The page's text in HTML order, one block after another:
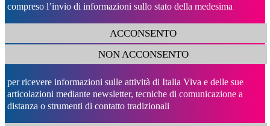
compreso l’invio di informazioni sullo stato della medesima
ACCONSENTO
NON ACCONSENTO
per ricevere informazioni sulle attività di Italia Viva e delle sue
articolazioni mediante newsletter, tecniche di comunicazione a
distanza o strumenti di contatto tradizionali